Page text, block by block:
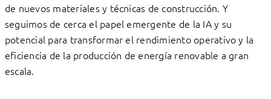
de nuevos materiales y técnicas de construcción. Y
seguimos de cerca el papel emergente de la IA y su
potencial para transformar el rendimiento operativo y la
eficiencia de la producción de energía renovable a gran
escala.